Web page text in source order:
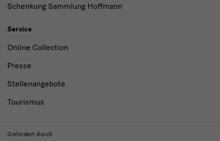
Schenkung Sammlung Hoffmann
Service
Online Collection
Presse
Stellenangebote
Tourismus
Gefördert durch